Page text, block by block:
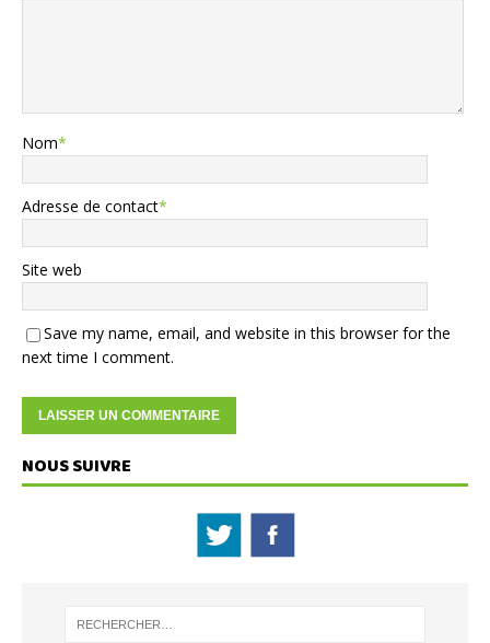
Nom*
Adresse de contact*
Site web
Save my name, email, and website in this browser for the
next time I comment.
NOUS SUIVRE